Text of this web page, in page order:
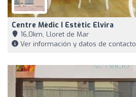
Centre Mèdic I Estètic Elvira
16,0km, Lloret de Mar
Ver información y datos de contacto